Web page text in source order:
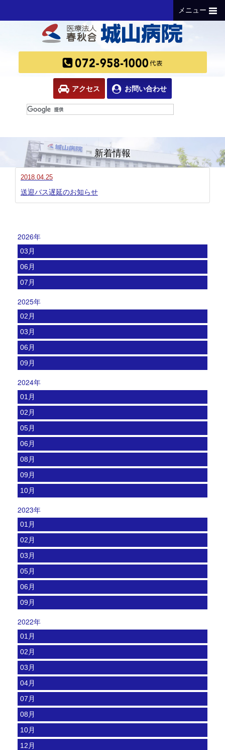
アクセス お問い合わせ
メニュー
新着情報
2018.04.25
送迎バス遅延のお知らせ
2026年
03月
06月
07月
2025年
02月
03月
06月
09月
2024年
01月
02月
05月
06月
08月
09月
10月
2023年
01月
02月
03月
05月
06月
09月
2022年
01月
02月
03月
04月
07月
08月
10月
12月